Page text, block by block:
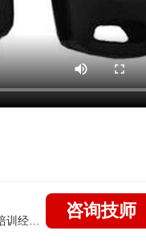
国家认证的汽车维修高级技工，曾任上海大众4s店技术总监，15年大众技术维修和培训经验，擅长：大众全系疑难故障诊断维修，远程维修技术指导
咨询技师